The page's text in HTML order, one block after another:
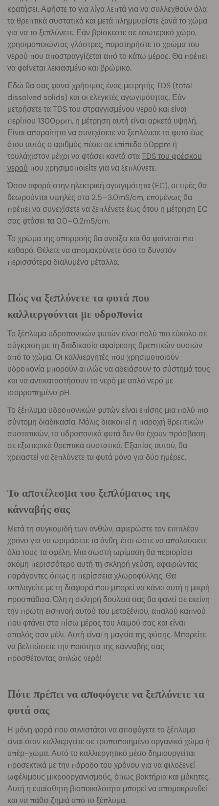
κρατήσει. Αφήστε το για λίγα λεπτά για να συλλεχθούν όλα
τα θρεπτικά συστατικά και μετά πλημμυρίστε ξανά το χώμα
για να το ξεπλύνετε. Εάν βρίσκεστε σε εσωτερικό χώρο,
χρησιμοποιώντας γλάστρες, παρατηρήστε το χρώμα του
νερού που αποστραγγίζεται από το κάτω μέρος. Θα πρέπει
να φαίνεται λεκιασμένο και βρώμικο.
Εδώ θα σας φανεί χρήσιμος ένας μετρητής TDS (total
dissolved solids) και οι ελεγκτές αγωγιμότητας. Εάν
μετρήσετε τα TDS του στραγγισμένου νερού και είναι
περίπου 1300ppm, η μέτρηση αυτή είναι αρκετά υψηλή.
Είναι απαραίτητο να συνεχίσετε να ξεπλένετε το φυτό έως
ότου αυτός ο αριθμός πέσει σε επίπεδο 50ppm ή
τουλάχιστον μέχρι να φτάσει κοντά σταTDS του φρέσκου
νερού που χρησιμοποιείτε για να ξεπλύνετε.
Όσον αφορά στην ηλεκτρική αγωγιμότητα (EC), οι τιμές θα
θεωρούνται υψηλές στα 2.5–3.0mS/cm, επομένως θα
πρέπει να συνεχίσετε να ξεπλένετε έως ότου η μέτρηση EC
σας φτάσει τα 0.0–0.2mS/cm.
Το χρώμα της απορροής θα ανοίξει και θα φαίνεται πιο
καθαρό. Θέλετε να απομακρύνετε όσο το δυνατόν
περισσότερα διαλυμένα μέταλλα.
Πώς να ξεπλύνετε τα φυτά που
καλλιεργούνται με υδροπονία
Το ξέπλυμα υδροπονικών φυτών είναι πολύ πιο εύκολο σε
σύγκριση με τη διαδικασία αφαίρεσης θρεπτικών ουσιών
από το χώμα. Οι καλλιεργητές που χρησιμοποιούν
υδροπονία μπορούν απλώς να αδειάσουν το σύστημά τους
και να αντικαταστήσουν το νερό με απλό νερό με
ισορροπημένο pH.
Το ξέπλυμα υδροπονικών φυτών είναι επίσης μια πολύ πιο
σύντομη διαδικασία. Μόλις διακοπεί η παροχή θρεπτικών
συστατικών, τα υδροπονικά φυτά δεν θα έχουν πρόσβαση
σε εξωτερικά θρεπτικά συστατικά. Εξαιτίας αυτού, θα
χρειαστεί να ξεπλύνετε τα φυτά μόνο για δύο ημέρες.
Το αποτέλεσμα του ξεπλύματος της
κάνναβής σας
Μετά τη συγκομιδή των ανθών, αφιερώστε τον επιπλέον
χρόνο για να ωριμάσετε τα άνθη, έτσι ώστε να απολαύσετε
όλα τους τα οφέλη. Μια σωστή ωρίμαση θα περιορίσει
ακόμη περισσότερο αυτή τη σκληρή γεύση, αφαιρώντας
παράγοντες όπως η περίσσεια χλωροφύλλης. Θα
εκπλαγείτε με τη διαφορά που μπορεί να κάνει αυτή η μικρή
προσπάθεια. Όλη η σκληρή δουλειά σας θα φανεί σε εκείνη
την πρώτη εισπνοή αυτού του μεταξένιου, απαλού καπνού
που φτάνει στο πίσω μέρος του λαιμού σας και είναι
απαλός σαν μέλι. Αυτή είναι η μαγεία της φύσης. Μπορείτε
να βελτιώσετε την ποιότητα της κάνναβής σας
προσθέτοντας απλώς νερό!
Πότε πρέπει να αποφύγετε να ξεπλύνετε τα
φυτά σας
Η μόνη φορά που συνιστάται να αποφύγετε το ξέπλυμα
είναι όταν καλλιεργείτε σε τροποποιημένο οργανικό χώμα ή
υπέρ-χώμα. Αυτό το καλλιεργητικό μέσο δημιουργείται
προσεκτικά με την πάροδο του χρόνου για να φιλοξενεί
ωφέλιμους μικροοργανισμούς, όπως βακτήρια και μύκητες.
Αυτή η ευαίσθητη βιοποικιλότητα μπορεί να απομακρυνθεί
και να πάθει ζημιά από το ξέπλυμα.